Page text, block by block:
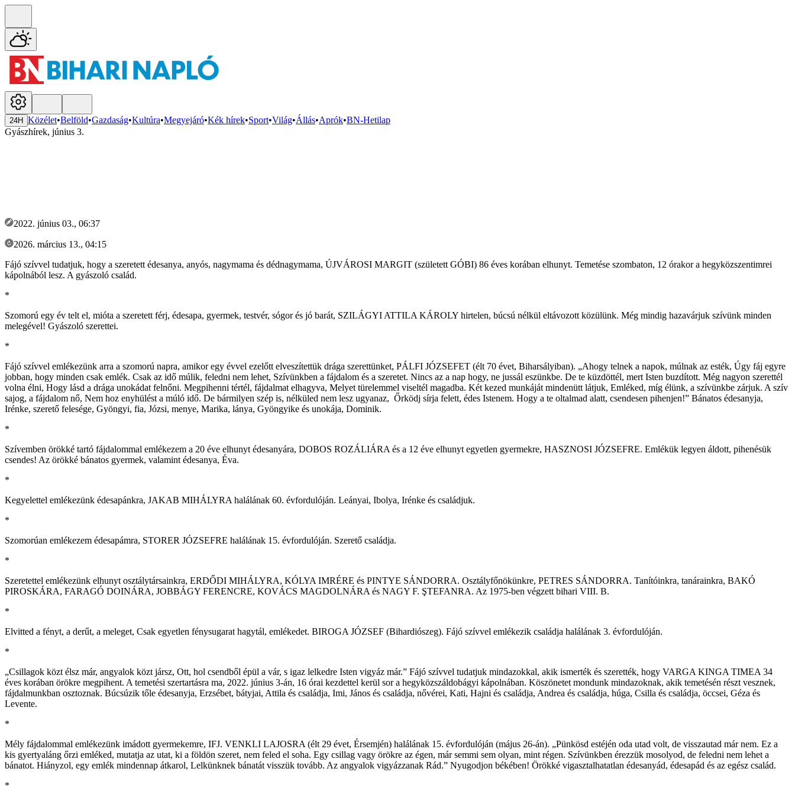
24H Közélet•Belföld•Gazdaság•Kultúra•Megyejáró•Kék hírek•Sport•Világ•Állás•Aprók•BN-Hetilap
Gyászhírek, június 3.
2022. június 03., 06:37
2026. március 13., 04:15
Fájó szívvel tudatjuk, hogy a szeretett édesanya, anyós, nagymama és dédnagymama, ÚJVÁROSI MARGIT (született GÓBI) 86 éves korában elhunyt. Temetése szombaton, 12 órakor a hegyközszentimrei
kápolnából lesz. A gyászoló család.
*
Szomorú egy év telt el, mióta a szeretett férj, édesapa, gyermek, testvér, sógor és jó barát, SZILÁGYI ATTILA KÁROLY hirtelen, búcsú nélkül eltávozott közülünk. Még mindig hazavárjuk szívünk minden
melegével! Gyászoló szerettei.
*
Fájó szívvel emlékezünk arra a szomorú napra, amikor egy évvel ezelőtt elveszítettük drága szerettünket, PÁLFI JÓZSEFET (élt 70 évet, Biharsályiban). „Ahogy telnek a napok, múlnak az esték, Úgy fáj egyre
jobban, hogy minden csak emlék. Csak az idő múlik, feledni nem lehet, Szívünkben a fájdalom és a szeretet. Nincs az a nap hogy, ne jussál eszünkbe. De te küzdöttél, mert Isten buzdított. Még nagyon szerettél
volna élni, Hogy lásd a drága unokádat felnőni. Megpihenni tértél, fájdalmat elhagyva, Melyet türelemmel viseltél magadba. Két kezed munkáját mindenütt látjuk, Emléked, míg élünk, a szívünkbe zárjuk. A szív
sajog, a fájdalom nő, Nem hoz enyhülést a múló idő. De bármilyen szép is, nélküled nem lesz ugyanaz, Őrködj sírja felett, édes Istenem. Hogy a te oltalmad alatt, csendesen pihenjen!” Bánatos édesanyja,
Irénke, szerető felesége, Gyöngyi, fia, Józsi, menye, Marika, lánya, Gyöngyike és unokája, Dominik.
*
Szívemben örökké tartó fájdalommal emlékezem a 20 éve elhunyt édesanyára, DOBOS ROZÁLIÁRA és a 12 éve elhunyt egyetlen gyermekre, HASZNOSI JÓZSEFRE. Emlékük legyen áldott, pihenésük
csendes! Az örökké bánatos gyermek, valamint édesanya, Éva.
*
Kegyelettel emlékezünk édesapánkra, JAKAB MIHÁLYRA halálának 60. évfordulóján. Leányai, Ibolya, Irénke és családjuk.
*
Szomorúan emlékezem édesapámra, STORER JÓZSEFRE halálának 15. évfordulóján. Szerető családja.
*
Szeretettel emlékezünk elhunyt osztálytársainkra, ERDŐDI MIHÁLYRA, KÓLYA IMRÉRE és PINTYE SÁNDORRA. Osztályfőnökünkre, PETRES SÁNDORRA. Tanítóinkra, tanárainkra, BAKÓ
PIROSKÁRA, FARAGÓ DOINÁRA, JOBBÁGY FERENCRE, KOVÁCS MAGDOLNÁRA és NAGY F. ŞTEFANRA. Az 1975-ben végzett bihari VIII. B.
*
Elvitted a fényt, a derűt, a meleget, Csak egyetlen fénysugarat hagytál, emlékedet. BIROGA JÓZSEF (Bihardiószeg). Fájó szívvel emlékezik családja halálának 3. évfordulóján.
*
„Csillagok közt élsz már, angyalok közt jársz, Ott, hol csendből épül a vár, s igaz lelkedre Isten vigyáz már.” Fájó szívvel tudatjuk mindazokkal, akik ismerték és szerették, hogy VARGA KINGA TIMEA 34
éves korában örökre megpihent. A temetési szertartásra ma, 2022. június 3-án, 16 órai kezdettel kerül sor a hegyközszáldobágyi kápolnában. Köszönetet mondunk mindazoknak, akik temetésén részt vesznek,
fájdalmunkban osztoznak. Búcsúzik tőle édesanyja, Erzsébet, bátyjai, Attila és családja, Imi, János és családja, nővérei, Kati, Hajni és családja, Andrea és családja, húga, Csilla és családja, öccsei, Géza és
Levente.
*
Mély fájdalommal emlékezünk imádott gyermekemre, IFJ. VENKLI LAJOSRA (élt 29 évet, Érsemjén) halálának 15. évfordulóján (május 26-án). „Pünkösd estéjén oda utad volt, de visszautad már nem. Ez a
kis gyertyaláng őrzi emléked, mutatja az utat, ki a földön szeret, nem feled el soha. Egy csillag vagy örökre az égen, már semmi sem olyan, mint régen. Szívünkben érezzük mosolyod, de feledni nem lehet a
bánatot. Hiányzol, egy emlék mindennap átkarol, Lelkünknek bánatát visszük tovább. Az angyalok vigyázzanak Rád.” Nyugodjon békében! Örökké vigasztalhatatlan édesanyád, édesapád és az egész család.
*